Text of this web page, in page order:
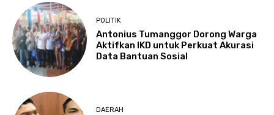
POLITIK
Antonius Tumanggor Dorong Warga
Aktifkan IKD untuk Perkuat Akurasi
Data Bantuan Sosial
DAERAH